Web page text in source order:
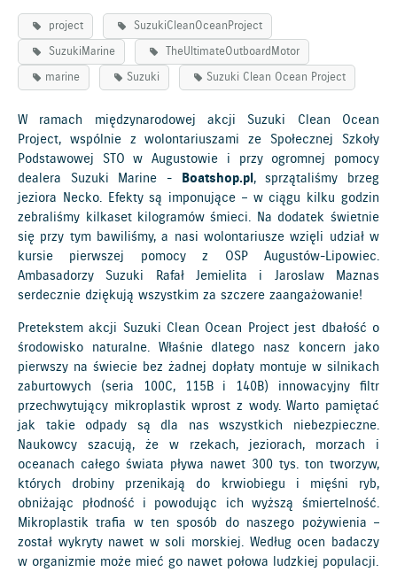
project
SuzukiCleanOceanProject
SuzukiMarine
TheUltimateOutboardMotor
marine
Suzuki Suzuki Clean Ocean Project
W ramach międzynarodowej akcji Suzuki Clean Ocean
Project, wspólnie z wolontariuszami ze Społecznej Szkoły
Podstawowej STO w Augustowie i przy ogromnej pomocy
dealera Suzuki Marine - Boatshop.pl, sprzątaliśmy brzeg
jeziora Necko. Efekty są imponujące – w ciągu kilku godzin
zebraliśmy kilkaset kilogramów śmieci. Na dodatek świetnie
się przy tym bawiliśmy, a nasi wolontariusze wzięli udział w
kursie pierwszej pomocy z OSP Augustów-Lipowiec.
Ambasadorzy Suzuki Rafał Jemielita i Jaroslaw Maznas
serdecznie dziękują wszystkim za szczere zaangażowanie!
Pretekstem akcji Suzuki Clean Ocean Project jest dbałość o
środowisko naturalne. Właśnie dlatego nasz koncern jako
pierwszy na świecie bez żadnej dopłaty montuje w silnikach
zaburtowych (seria 100C, 115B i 140B) innowacyjny filtr
przechwytujący mikroplastik wprost z wody. Warto pamiętać
jak takie odpady są dla nas wszystkich niebezpieczne.
Naukowcy szacują, że w rzekach, jeziorach, morzach i
oceanach całego świata pływa nawet 300 tys. ton tworzyw,
których drobiny przenikają do krwiobiegu i mięśni ryb,
obniżając płodność i powodując ich wyższą śmiertelność.
Mikroplastik trafia w ten sposób do naszego pożywienia –
został wykryty nawet w soli morskiej. Według ocen badaczy
w organizmie może mieć go nawet połowa ludzkiej populacji.